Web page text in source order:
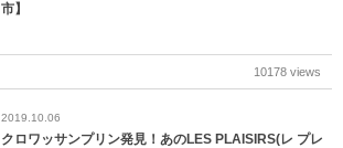
市】
10178 views
2019.10.06
クロワッサンプリン発見！あのLES PLAISIRS(レ プレ